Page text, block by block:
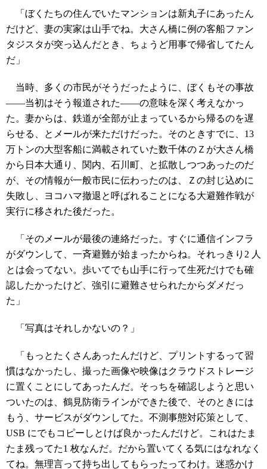
「ぼくたちの住んでいたマンションは新丸子にあったん
だけど、妻の実家は山手でね。大さん橋に例の客船ファン
タジスタが突っ込んだとき、ちょうど用事で帰省してたん
だ」
当時、多くの市民がそうだったように、ぼくもその事故
――当初はそう報道された――の意味を深く考えなかっ
た。妻からは、鉄道が全部が止まっているから帰るのを遅
らせる、とメールが来ただけだった。そのときすでに、13
万トンの大型客船に満載されていた数千体のＺが大さん橋
から日本大通り、関内、石川町、と拡散しつつあったのだ
が、その情報が一般市民に伝わったのは、Ｚの封じ込めに
失敗し、ヨコハマ撤退と呼ばれることになる大避難作戦が
実行に移された後だった。
「そのメールが最後の連絡だった。すぐに通信インフラ
がダウンして、一斉避難が始まったからね。それっきり2 人
とは会ってない。歩いてでも山手に行って生死だけでも確
認したかったけど、強引に避難させられたからダメだっ
た」
「写真はそれしかないの？」
「もっとたくさんあったんだけど、プリントするって習
慣はなかったし、撮った画像や映像はクラウドストレージ
に置くことにしてあったんだ。そっちを確認しようと思い
ついたのは、鶴見防衛ラインができた後で、そのときには
もう、サービスがダウンしてた。不測事態対応策として、
USB にでもコピーしとけば良かったんだけど。これはたま
たま残ってた1 枚なんだ。だから置いてくる気にはなれなく
てね。無理言って持ち出してもらったってわけ。迷惑かけ